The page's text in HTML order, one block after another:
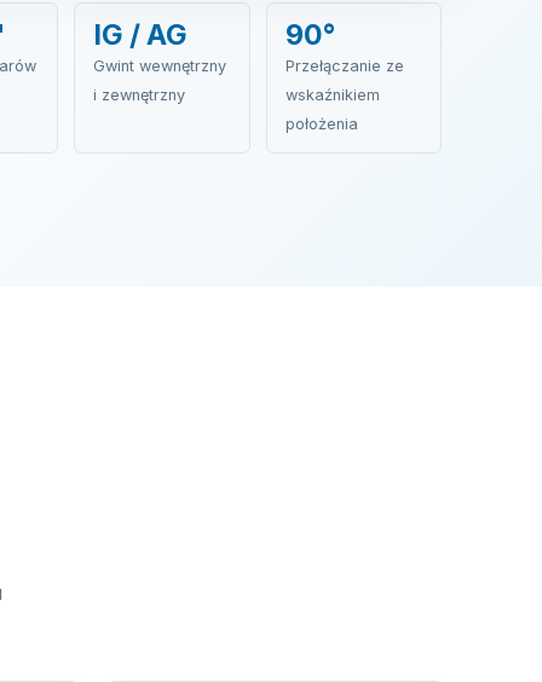
IG / AG
Gwint wewnętrzny
i zewnętrzny
90°
Przełączanie ze
wskaźnikiem
położenia